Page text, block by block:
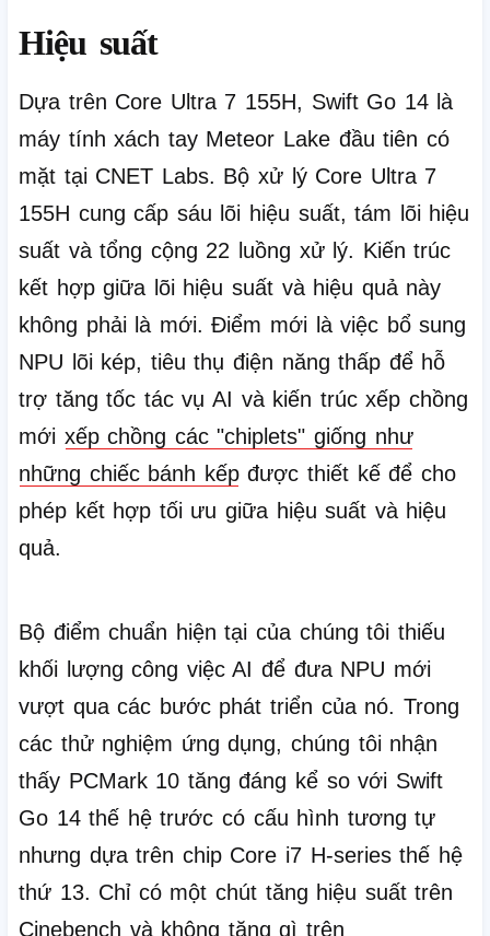
Hiệu suất
Dựa trên Core Ultra 7 155H, Swift Go 14 là
máy tính xách tay Meteor Lake đầu tiên có
mặt tại CNET Labs. Bộ xử lý Core Ultra 7
155H cung cấp sáu lõi hiệu suất, tám lõi hiệu
suất và tổng cộng 22 luồng xử lý. Kiến trúc
kết hợp giữa lõi hiệu suất và hiệu quả này
không phải là mới.Điểm mới là việc bổ sung
NPU lõi kép, tiêu thụ điện năng thấp để hỗ
trợ tăng tốc tác vụ AI và kiến ​​trúc xếp chồng
mới xếp chồng các "chiplets" giống như
những chiếc bánh kếpđược thiết kế để cho
phép kết hợp tối ưu giữa hiệu suất và hiệu
quả.
Bộ điểm chuẩn hiện tại của chúng tôi thiếu
khối lượng công việc AI để đưa NPU mới
vượt qua các bước phát triển của nó. Trong
các thử nghiệm ứng dụng, chúng tôi nhận
thấy PCMark 10 tăng đáng kể so với Swift
Go 14 thế hệ trước có cấu hình tương tự
nhưng dựa trên chip Core i7 H-series thế hệ
thứ 13. Chỉ có một chút tăng hiệu suất trên
Cinebench và không tăng gì trên